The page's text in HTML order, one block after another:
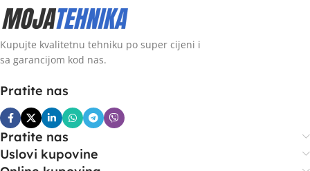
Kupujte kvalitetnu tehniku po super cijeni i
sa garancijom kod nas.
Pratite nas
Pratite nas
Uslovi kupovine